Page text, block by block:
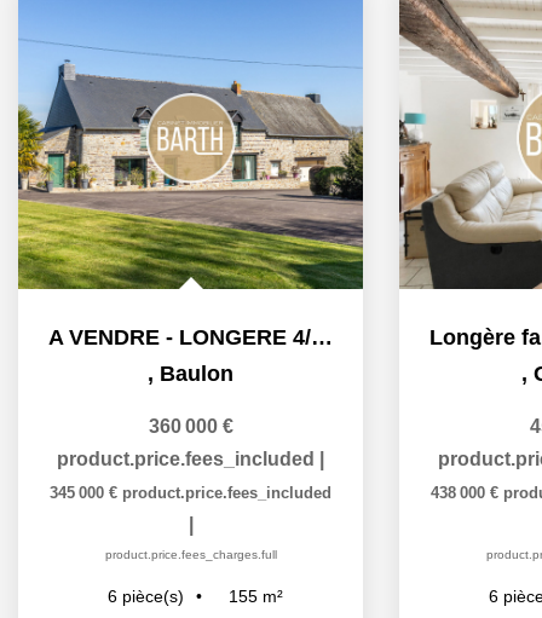
A VENDRE - LONGERE 4/5 CHAMBRES - +1 HECTARE - DEPENDANCES...
, Baulon
360 000 €
product.price.fees_included
345 000 € product.price.fees_included
product.price.fees_charges.full
6 pièce(s) 155 m²
,
438 000 €
6